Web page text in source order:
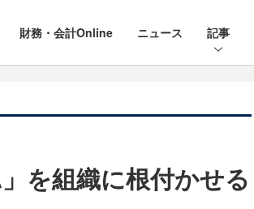
財務・会計Online ニュース 記事
を組織に根付かせる